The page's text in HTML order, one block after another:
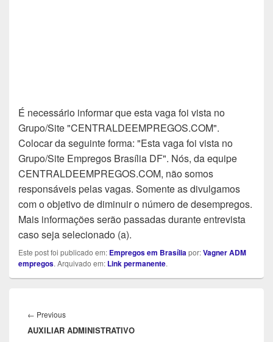
É necessário informar que esta vaga foi vista no
Grupo/Site "CENTRALDEEMPREGOS.COM".
Colocar da seguinte forma: "Esta vaga foi vista no
Grupo/Site Empregos Brasília DF". Nós, da equipe
CENTRALDEEMPREGOS.COM, não somos
responsáveis pelas vagas. Somente as divulgamos
com o objetivo de diminuir o número de desempregos.
Mais informações serão passadas durante entrevista
caso seja selecionado (a).
Este post foi publicado em: Empregos em Brasíliapor:Vagner ADM
empregos. Arquivado em: Link permanente.
de
Post
← PreviousPrevious
post:
AUXILIAR ADMINISTRATIVO